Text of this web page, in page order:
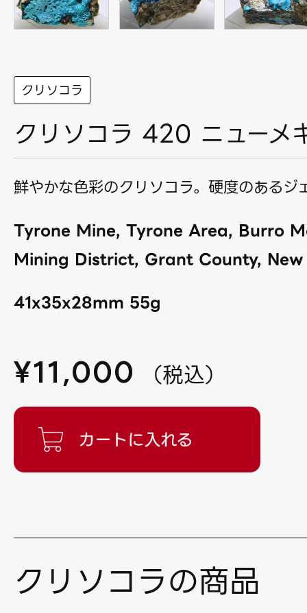
クリソコラ
クリソコラ 420 ニューメ
鮮やかな色彩のクリソコラ。硬度のあるジ
Tyrone Mine, Tyrone Area, Burro
Mining District, Grant County, New
41x35x28mm 55g
¥11,000 （税込）
クリソコラの商品